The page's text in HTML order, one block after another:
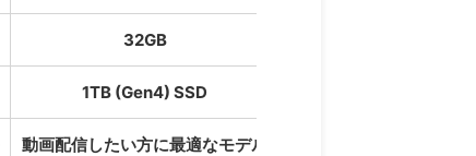
32GB
1TB (Gen4) SSD
動画配信したい方に最適なモデル